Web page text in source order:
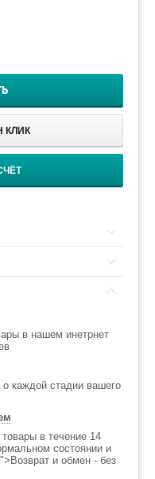
КЛИК
в нашем инетрнет
каждой стадии вашего
в течение 14
состоянии и
и обмен - без